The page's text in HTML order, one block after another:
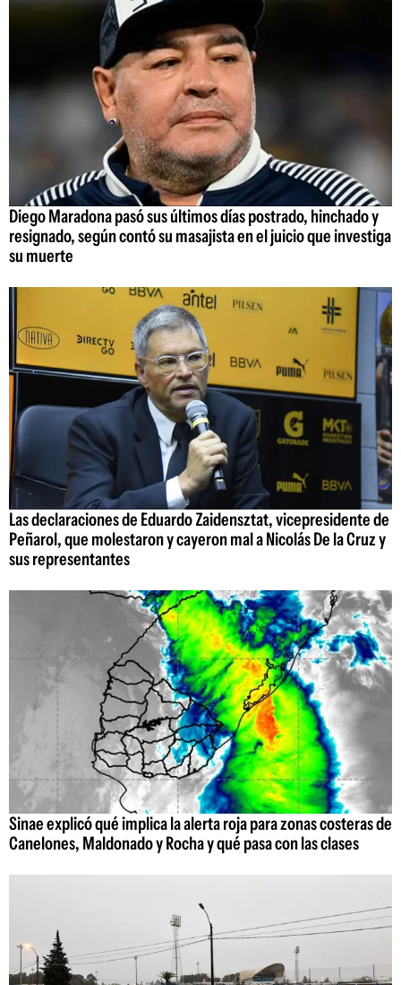
Diego Maradona pasó sus últimos días postrado, hinchado y
resignado, según contó su masajista en el juicio que investiga
su muerte
Las declaraciones de Eduardo Zaidensztat, vicepresidente de
Peñarol, que molestaron y cayeron mal a Nicolás De la Cruz y
sus representantes
Sinae explicó qué implica la alerta roja para zonas costeras de
Canelones, Maldonado y Rocha y qué pasa con las clases